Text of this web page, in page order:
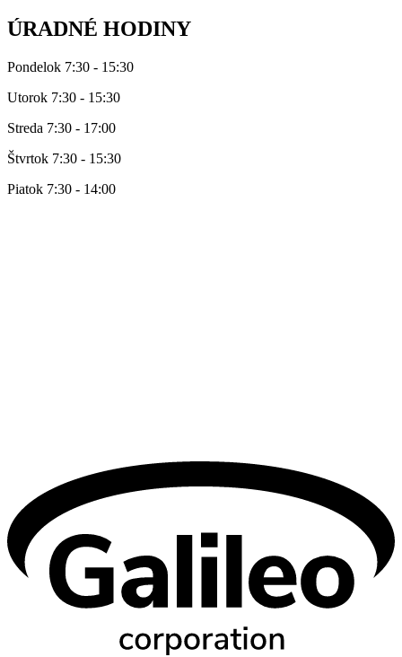
ÚRADNÉ HODINY
Pondelok 7:30 - 15:30
Utorok 7:30 - 15:30
Streda 7:30 - 17:00
Štvrtok 7:30 - 15:30
Piatok 7:30 - 14:00